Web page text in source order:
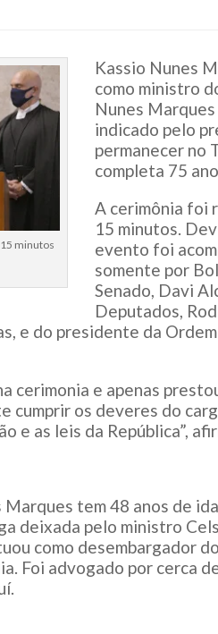
minutos
Kassio Nunes
como ministro
Nunes
indicado pelo
permanecer no
completa 75
A cerimônia foi
15 minutos.
evento foi
somente por
Senado, Davi
Deputados,
e do presidente da
cerimonia e apenas
cumprir os deveres do
e as leis da República”,
Marques tem 48 anos de
deixada pelo ministro
como desembargador
Foi advogado por cerca